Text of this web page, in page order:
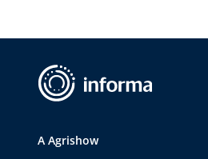
A Agrishow